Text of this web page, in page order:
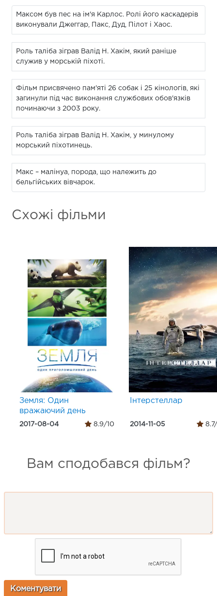
Максом був пес на ім'я Карлос. Ролі його каскадерів
виконували Джеггар, Пакс, Дуд, Пілот і Хаос.
Роль таліба зіграв Валід Н. Хакім, який раніше
служив у морській піхоті.
Фільм присвячено пам'яті 26 собак і 25 кінологів, які
загинули під час виконання службових обов'язків
починаючи з 2003 року.
Роль таліба зіграв Валід Н. Хакім, у минулому
морський піхотинець.
Макс – малінуа, порода, що належить до
бельгійських вівчарок.
Схожі фільми
Земля: Один
вражаючий день
2017-08-04 8.9/10
Інтерстеллар
2014-11-05
Вам сподобався фільм?